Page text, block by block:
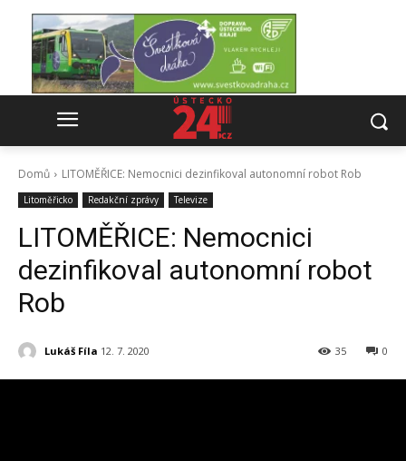
Domů LITOMĚŘICE: Nemocnici dezinfikoval autonomní robot Rob
Litoměřicko Redakční zprávy Televize
LITOMĚŘICE: Nemocnici
dezinfikoval autonomní robot
Rob
Lukáš Fíla 12. 7. 2020 0
35